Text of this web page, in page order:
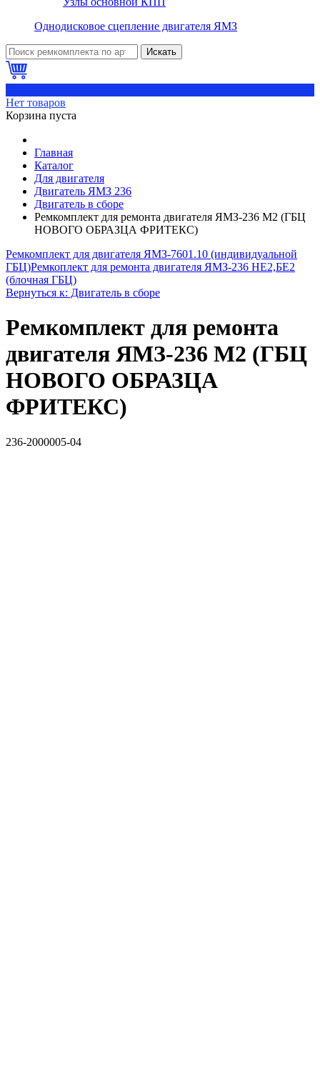
Однодисковое сцепление двигателя ЯМЗ
Искать
Нет товаров
Корзина пуста
Главная
Каталог
Для двигателя
Двигатель ЯМЗ 236
Двигатель в сборе
Ремкомплект для ремонта двигателя ЯМЗ-236 М2 (ГБЦ
НОВОГО ОБРАЗЦА ФРИТЕКС)
Ремкомплект для двигателя ЯМЗ-7601.10 (индивидуальной
ГБЦ)Ремкоплект для ремонта двигателя ЯМЗ-236 НЕ2,БЕ2
(блочная ГБЦ)
Вернуться к: Двигатель в сборе
Ремкомплект для ремонта
двигателя ЯМЗ-236 М2 (ГБЦ
НОВОГО ОБРАЗЦА
ФРИТЕКС)
236-2000005-04